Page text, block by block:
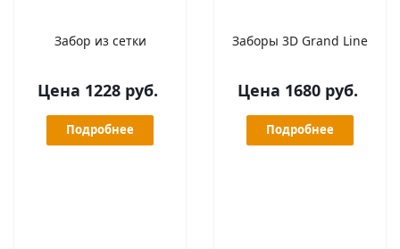
Забор из сетки
Цена 1228 руб.
Подробнее
Заборы 3D Grand Line
Цена 1680 руб.
Подробнее